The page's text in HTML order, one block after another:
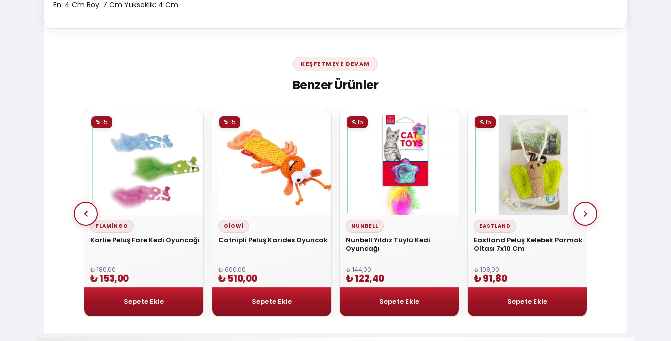
En: 4 Cm Boy: 7 Cm Yükseklik: 4 Cm
KEŞFETMEYE DEVAM
Benzer Ürünler
FLAMINGO
Karlie Peluş Fare Kedi Oyuncağı
% 15
₺ 180,00
₺ 153,00
GIGWI
Catnipli Peluş Karides Oyuncak
% 15
₺ 600,00
₺ 510,00
NUNBELL
Nunbell Yıldız Tüylü Kedi
Oyuncağı
% 15
₺ 144,00
₺ 122,40
EASTLAND
Eastland Peluş Kelebek Parmak
Oltası 7x10 Cm
% 15
₺ 108,00
₺ 91,80